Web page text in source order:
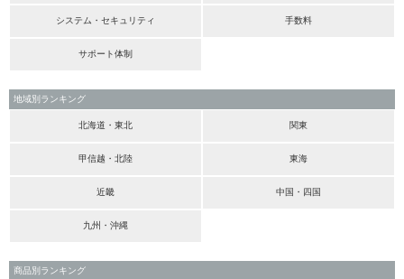
システム・セキュリティ 手数料
サポート体制
地域別ランキング
北海道・東北 関東
甲信越・北陸 東海
近畿 中国・四国
九州・沖縄
商品別ランキング